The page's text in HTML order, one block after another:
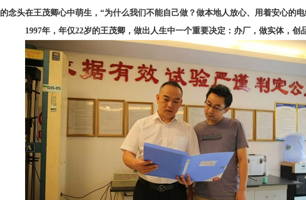
的念头在王茂卿心中萌生， “为什么我们不能自己做？做本地人放心、用着安心的
1997年，年仅22岁的王茂卿，做出人生中一个重要决定：办厂，做实体，创